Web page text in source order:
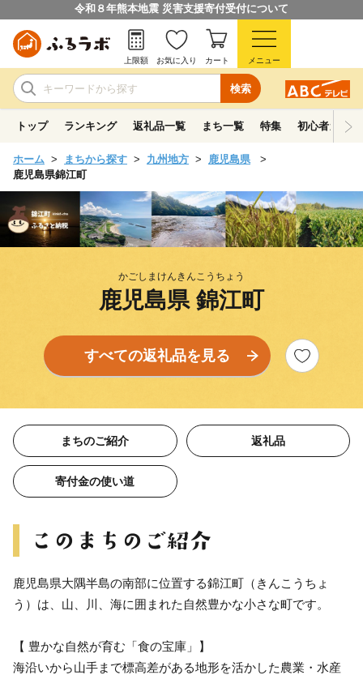
令和８年熊本地震 災害支援寄付受付について
検索
上限額 お気に入り カート メニュー
トップ ランキング 返礼品一覧 まち一覧 特集 初心者ガイド
ホーム まちから探す 九州地方
鹿児島県
鹿児島県錦江町
かごしまけんきんこうちょう
鹿児島県 錦江町
すべての返礼品を見る
まちのご紹介 返礼品
寄付金の使い道
鹿児島県大隅半島の南部に位置する錦江町（きんこうちょ
う）は、山、川、海に囲まれた自然豊かな小さな町です。
【 豊かな自然が育む「食の宝庫」】
海沿いから山手まで標高差がある地形を活かした農業・水産